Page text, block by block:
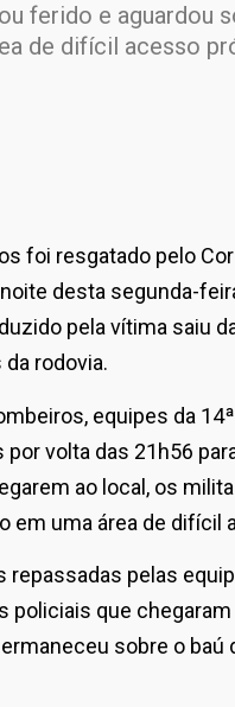
ferido e aguardou
de difícil acesso
foi resgatado pelo
desta segunda-
pela vítima saiu
rodovia.
equipes da
volta das 21h56
ao local, os
em uma área de difícil
pelas
policiais que
sobre o baú